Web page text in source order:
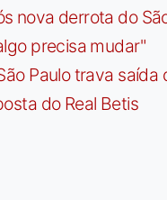
nova derrota do
precisa mudar"
Paulo trava saída
do Real Betis